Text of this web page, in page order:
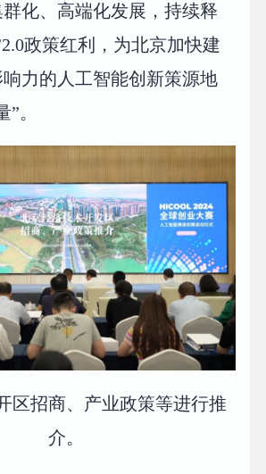
化、高端化发展，持续释
政策红利，为北京加快建
力的人工智能创新策源地
。
区招商、产业政策等进行推
介。